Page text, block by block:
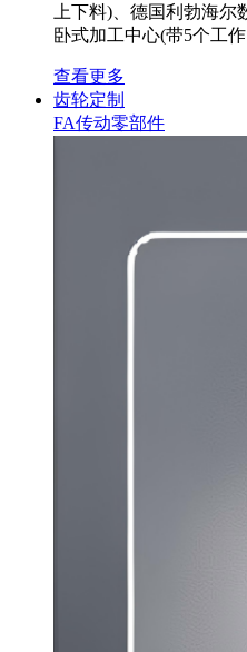
上下料)、德国利勃海
卧式加工中心(带5个工作
查看更多
齿轮定制
FA传动零部件